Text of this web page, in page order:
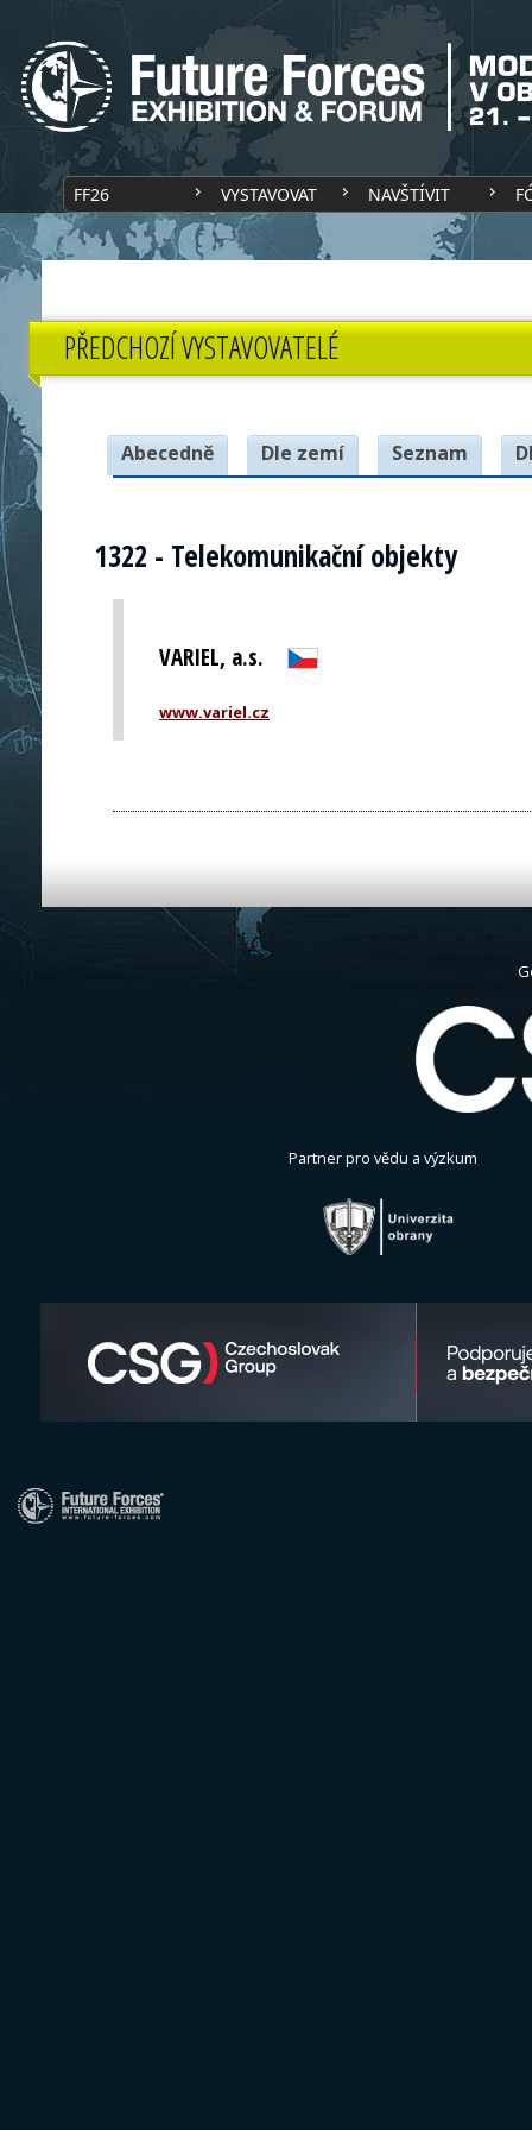
FF26 VYSTAVOVAT NAVŠTÍVIT
PŘEDCHOZÍ VYSTAVOVATELÉ
Abecedně Dle zemí Seznam
1322 - Telekomunikační objekty
VARIEL, a.s.
www.variel.cz
Partner pro vědu a výzkum